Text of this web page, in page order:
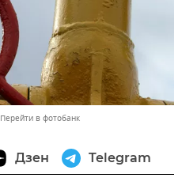
Перейти в фотобанк
Дзен Telegram